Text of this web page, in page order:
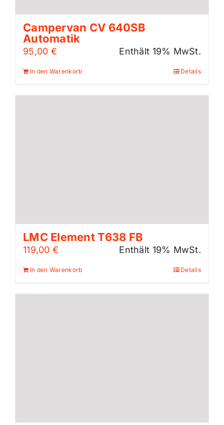
Campervan CV 640SB
Automatik
95,00 € Enthält 19% MwSt.
In den Warenkorb Details
LMC Element T638 FB
119,00 € Enthält 19% MwSt.
In den Warenkorb Details